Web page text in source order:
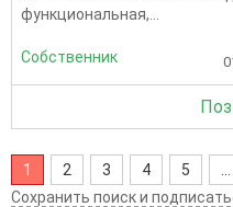
функциональная,...
Собственник
1 2 3 4 5
Сохранить поиск и